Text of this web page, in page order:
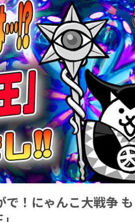
で！にゃんこ大戦争